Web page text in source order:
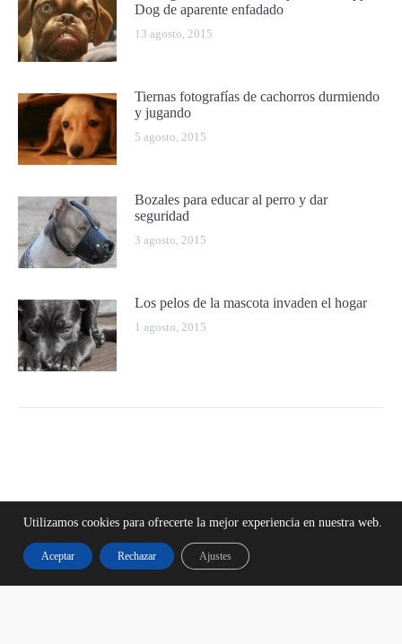
Dog de aparente enfadado
13 agosto, 2015
Tiernas fotografías de cachorros durmiendo
y jugando
5 agosto, 2015
Bozales para educar al perro y dar
seguridad
3 agosto, 2015
Los pelos de la mascota invaden el hogar
1 agosto, 2015
Utilizamos cookies para ofrecerte la mejor experiencia en nuestra web.
Aceptar Rechazar Ajustes